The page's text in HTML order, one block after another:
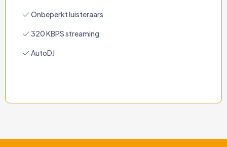
Onbeperkt luisteraars
320 KBPS streaming
AutoDJ